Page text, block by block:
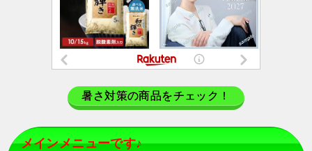
暑さ対策の商品をチェック！
メインメニューです♪